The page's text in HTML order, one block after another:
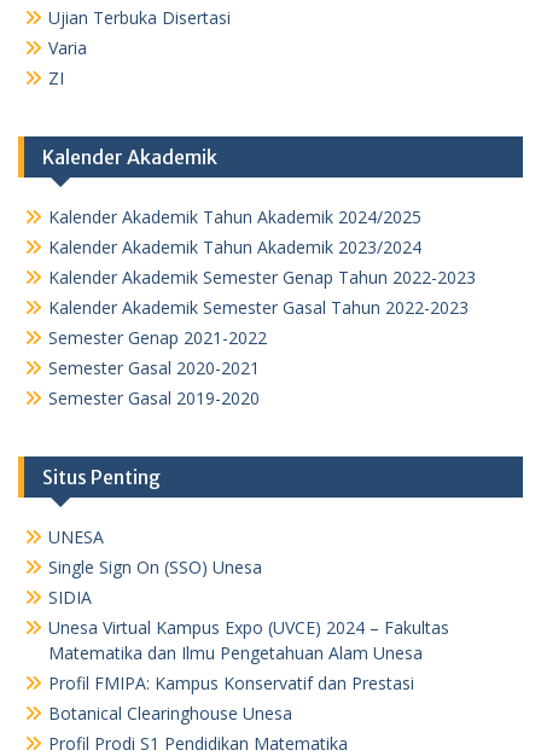
Ujian Terbuka Disertasi
Varia
ZI
Kalender Akademik
Kalender Akademik Tahun Akademik 2024/2025
Kalender Akademik Tahun Akademik 2023/2024
Kalender Akademik Semester Genap Tahun 2022-2023
Kalender Akademik Semester Gasal Tahun 2022-2023
Semester Genap 2021-2022
Semester Gasal 2020-2021
Semester Gasal 2019-2020
Situs Penting
UNESA
Single Sign On (SSO) Unesa
SIDIA
Unesa Virtual Kampus Expo (UVCE) 2024 – Fakultas
Matematika dan Ilmu Pengetahuan Alam Unesa
Profil FMIPA: Kampus Konservatif dan Prestasi
Botanical Clearinghouse Unesa
Profil Prodi S1 Pendidikan Matematika